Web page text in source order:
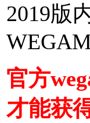
2019版
官方
才能获